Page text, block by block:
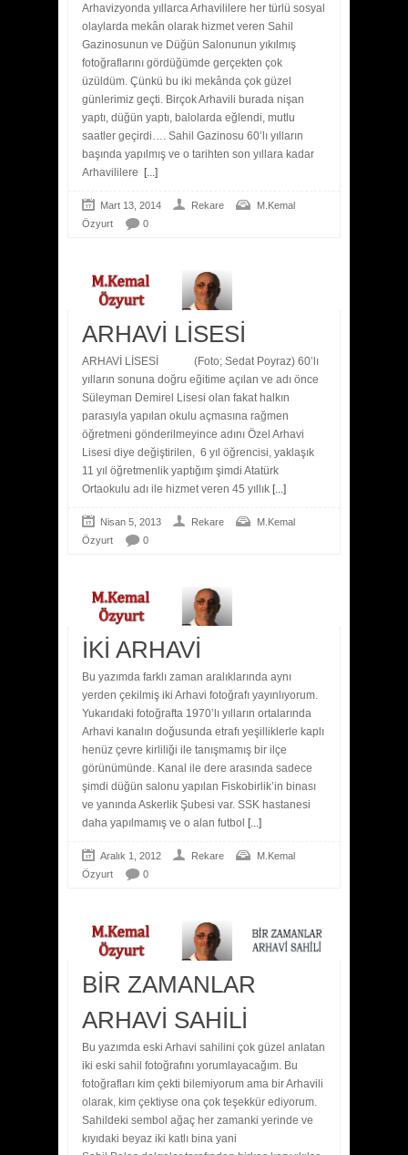
Arhavizyonda yıllarca Arhavililere her türlü sosyal
olaylarda mekân olarak hizmet veren Sahil
Gazinosunun ve Düğün Salonunun yıkılmış
fotoğraflarını gördüğümde gerçekten çok
üzüldüm. Çünkü bu iki mekânda çok güzel
günlerimiz geçti. Birçok Arhavili burada nişan
yaptı, düğün yaptı, balolarda eğlendi, mutlu
saatler geçirdi…. Sahil Gazinosu 60’lı yılların
başında yapılmış ve o tarihten son yıllara kadar
Arhavililere
[...]
Mart 13, 2014 Rekare
M.Kemal
Özyurt
0
ARHAVİ LİSESİ
ARHAVİ LİSESİ (Foto; Sedat Poyraz) 60’lı
yılların sonuna doğru eğitime açılan ve adı önce
Süleyman Demirel Lisesi olan fakat halkın
parasıyla yapılan okulu açmasına rağmen
öğretmeni gönderilmeyince adını Özel Arhavi
Lisesi diye değiştirilen, 6 yıl öğrencisi, yaklaşık
11 yıl öğretmenlik yaptığım şimdi Atatürk
Ortaokulu adı ile hizmet veren 45 yıllık [...]
Nisan 5, 2013 Rekare
M.Kemal
Özyurt
0
İKİ ARHAVİ
Bu yazımda farklı zaman aralıklarında aynı
yerden çekilmiş iki Arhavi fotoğrafı yayınlıyorum.
Yukarıdaki fotoğrafta 1970’lı yılların ortalarında
Arhavi kanalın doğusunda etrafı yeşilliklerle kaplı
henüz çevre kirliliği ile tanışmamış bir ilçe
görünümünde. Kanal ile dere arasında sadece
şimdi düğün salonu yapılan Fiskobirlik’in binası
ve yanında Askerlik Şubesi var. SSK hastanesi
daha yapılmamış ve o alan futbol
[...]
Aralık 1, 2012 Rekare
M.Kemal
Özyurt
0
BİR ZAMANLAR
ARHAVİ SAHİLİ
Bu yazımda eski Arhavi sahilini çok güzel anlatan
iki eski sahil fotoğrafını yorumlayacağım. Bu
fotoğrafları kim çekti bilemiyorum ama bir Arhavili
olarak, kim çektiyse ona çok teşekkür ediyorum.
Sahildeki sembol ağaç her zamanki yerinde ve
kıyıdaki beyaz iki katlı bina yani